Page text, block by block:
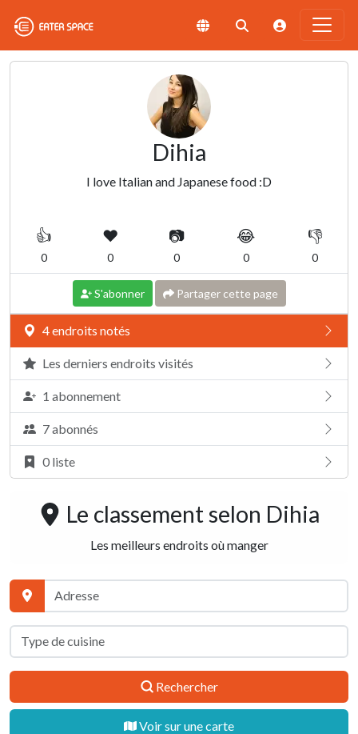
Dihia
I love Italian and Japanese food :D
👍
0
❤️
0
📷
0
😂
0
👎
0
S'abonner Partager cette page
4 endroits notés
Les derniers endroits visités
1 abonnement
7 abonnés
0 liste
Le classement selon Dihia
Les meilleurs endroits où manger
Rechercher
Voir sur une carte